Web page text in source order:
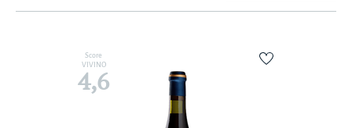
Score
VIVINO
4,6